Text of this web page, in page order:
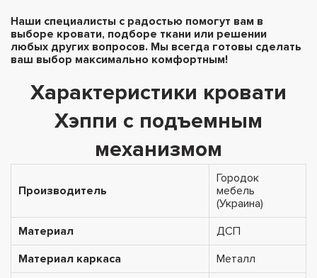
Наши специалисты с радостью помогут вам в
выборе кровати, подборе ткани или решении
любых других вопросов. Мы всегда готовы сделать
ваш выбор максимально комфортным!
Характеристики кровати
Хэппи с подъемным
механизмом
Производитель
Городок
мебель
(Украина)
Материал
ДСП
Материал каркаса
Металл